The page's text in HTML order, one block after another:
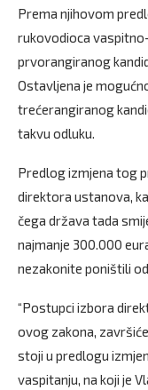
Prema njihovom
rukovodioca
prvorangiranog
Ostavljena je
trećerangiranog
takvu odluku.
Predlog izmjena tog
direktora ustanova,
čega država tada
najmanje 300.000
nezakonite poništili
“Postupci izbora
ovog zakona,
stoji u predlogu
vaspitanju, na koji je